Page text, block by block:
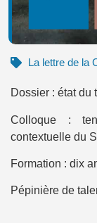
La lettre de la
Dossier : état du
Colloque :
contextuelle du
Formation : dix
Pépinière de